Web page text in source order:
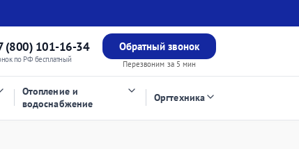
(800) 101-16-34
по РФ бесплатный
Обратный звонок
Перезвоним за 5 мин
Отопление и
водоснабжение
Оргтехника